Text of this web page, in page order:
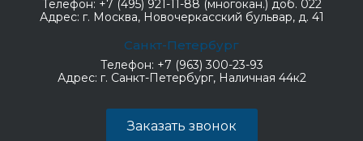
Телефон: +7 (495) 921-11-88 (многокан.) доб. 022
Адрес: г. Москва, Новочеркасский бульвар, д. 41
Санкт-Петербург
Телефон: +7 (963) 300-23-93
Адрес: г. Санкт-Петербург, Наличная 44к2
Заказать звонок